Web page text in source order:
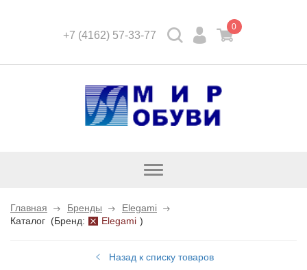
+7 (4162) 57-33-77
0
Открыть
Главная Бренды
Elegami
Каталог (Бренд: Elegami )
Назад к списку товаров